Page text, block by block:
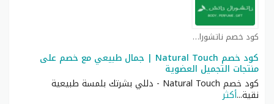
كود خصم ناتشورال كوبون
كود خصم Natural Touch | جمال طبيعي مع خصم على
منتجات التجميل العضوية
كود خصم Natural Touch - دللي بشرتك بلمسة طبيعية
نقية...أكثر